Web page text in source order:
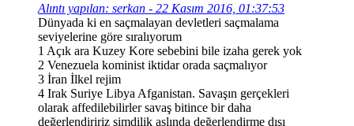
Alıntı yapılan: serkan - 22 Kasım 2016, 01:37:53
Dünyada ki en saçmalayan devletleri saçmalama
seviyelerine göre sıralıyorum
1 Açık ara Kuzey Kore sebebini bile izaha gerek yok
2 Venezuela kominist iktidar orada saçmalıyor
3 İran İlkel rejim
4 Irak Suriye Libya Afganistan. Savaşın gerçekleri
olarak affedilebilirler savaş bitince bir daha
değerlendiririz şimdilik aslında değerlendirme dışı